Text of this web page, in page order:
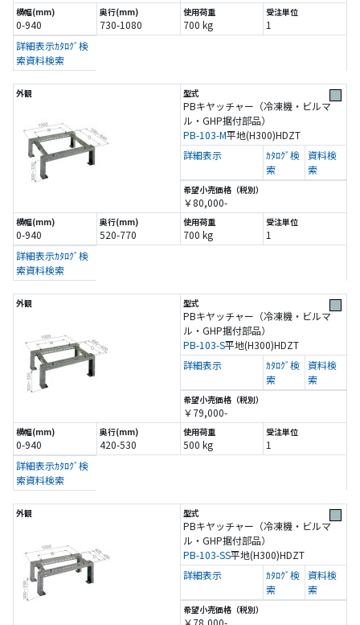
0-940 730-1080 700 kg 1
詳細表示ｶﾀﾛｸﾞ検
索資料検索
PBキヤッチャー（冷凍機・ビルマ
ル・GHP据付部品）
PB-103-M平地(H300)HDZT
0-940 520-770 700 kg 1
￥80,000-
詳細表示
ｶﾀﾛｸﾞ検
索
資料検
索
詳細表示ｶﾀﾛｸﾞ検
索資料検索
PBキヤッチャー（冷凍機・ビルマ
ル・GHP据付部品）
PB-103-S平地(H300)HDZT
0-940 420-530 500 kg 1
￥79,000-
詳細表示
ｶﾀﾛｸﾞ検
索
資料検
索
詳細表示ｶﾀﾛｸﾞ検
索資料検索
PBキヤッチャー（冷凍機・ビルマ
ル・GHP据付部品）
PB-103-SS平地(H300)HDZT
￥78,000-
詳細表示
ｶﾀﾛｸﾞ検
索
資料検
索